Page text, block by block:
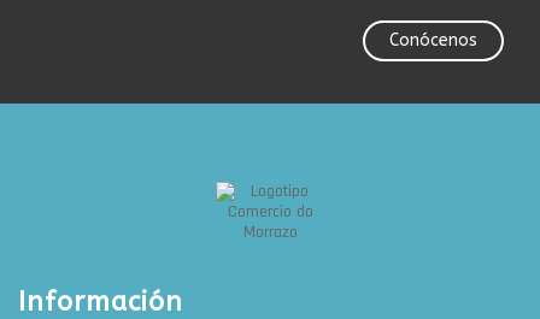
Conócenos
Información